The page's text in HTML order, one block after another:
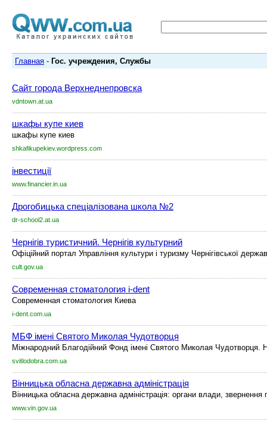
Главная - Гос. учреждения, Службы
Сайт города Верхнеднепровска
vdntown.at.ua
шкафы купе киев
шкафы купе киев
shkafikupekiev.wordpress.com
інвестиції
www.financier.in.ua
Дрогобицька спеціалізована школа №2
dr-school2.at.ua
Чернігів туристичний. Чернігів культурний
Офiцiйний портал Управлiння культури i туризму Чернiгiвської
cult.gov.ua
Современная стоматология i-dent
Современная стоматология Киева
i-dent.com.ua
МБФ імені Святого Миколая Чудотворця
Міжнародний Благодійний Фонд імені Святого Миколая
svitlodobra.com.ua
Вінницька обласна державна адміністрація
Вінницька обласна державна адміністрація: органи влади,
www.vin.gov.ua